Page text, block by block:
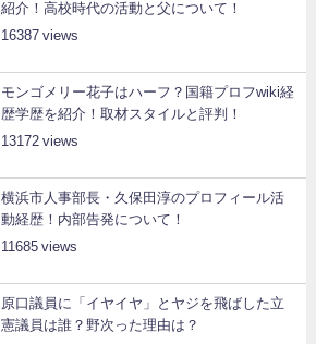
紹介！高校時代の活動と父について！
16387
モンゴメリー花子はハーフ？国籍プロフwiki経
歴学歴を紹介！取材スタイルと評判！
13172
横浜市人事部長・久保田淳のプロフィール活
動経歴！内部告発について！
11685
原口議員に「イヤイヤ」とヤジを飛ばした立
憲議員は誰？野次った理由は？